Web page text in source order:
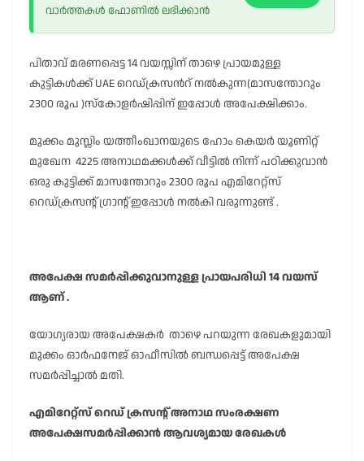
വാർത്തകൾ ഫോണിൽ ലഭിക്കാൻ
പിതാവ് മരണപ്പെട്ട 14 വയസ്സിന് താഴെ പ്രായമുള്ള
കുട്ടികൾക്ക് UAE റെഡ്ക്രസൻറ് നൽകുന്ന(മാസന്തോറും
2300 രൂപ )സ്കോളർഷിപ്പിന് ഇപ്പോൾ അപേക്ഷിക്കാം.
മുക്കം മുസ്ലിം യത്തീംഖാനയുടെ ഹോം കെയർ യൂണിറ്റ്
മുഖേന 4225 അനാഥമക്കൾക്ക് വീട്ടിൽ നിന്ന് പഠിക്കുവാൻ
ഒരു കുട്ടിക്ക് മാസന്തോറും 2300 രൂപ എമിറേറ്റ്സ്
റെഡ്ക്രസന്റ് ഗ്രാന്റ് ഇപ്പോൾ നൽകി വരുന്നുണ്ട് .
അപേക്ഷ സമർപ്പിക്കുവാനുള്ള പ്രായപരിധി 14 വയസ്
ആണ് .
യോഗ്യരായ അപേക്ഷകർ താഴെ പറയുന്ന രേഖകളുമായി
മുക്കം ഓർഫനേജ് ഓഫീസിൽ ബന്ധപ്പെട്ട് അപേക്ഷ
സമർപ്പിച്ചാൽ മതി.
എമിറേറ്റ്സ് റെഡ് ക്രസന്റ് അനാഥ സംരക്ഷണ
അപേക്ഷസമർപ്പിക്കാൻ ആവശ്യമായ രേഖകൾ